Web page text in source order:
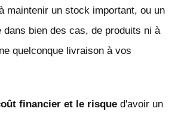
maintenir un stock important, ou un
dans bien des cas, de produits ni à
quelconque livraison à vos
financier et le risque d'avoir un